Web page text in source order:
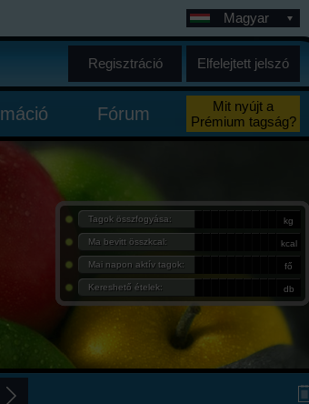
Magyar
Regisztráció Elfelejtett jelszó
Fórum
Mit nyújt a
Prémium tagság?
Tagok összfogyása: kg
Ma bevitt összkcal: kcal
Mai napon aktív tagok: fő
Kereshető ételek: db